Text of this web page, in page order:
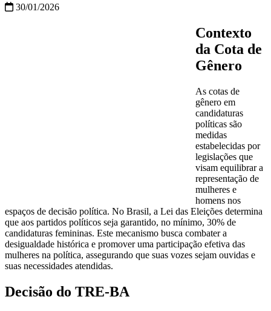
30/01/2026
Contexto
da Cota de
Gênero
As cotas de
gênero em
candidaturas
políticas são
medidas
estabelecidas por
legislações que
visam equilibrar a
representação de
mulheres e
homens nos
espaços de decisão política. No Brasil, a Lei das Eleições determina
que aos partidos políticos seja garantido, no mínimo, 30% de
candidaturas femininas. Este mecanismo busca combater a
desigualdade histórica e promover uma participação efetiva das
mulheres na política, assegurando que suas vozes sejam ouvidas e
suas necessidades atendidas.
Decisão do TRE-BA